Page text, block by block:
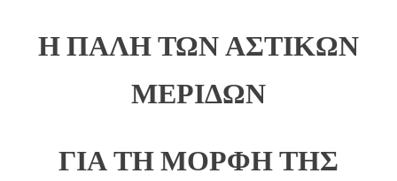
Η ΠΑΛΗ ΤΩΝ ΑΣΤΙΚΩΝ
ΜΕΡΙΔΩΝ
ΓΙΑ ΤΗ ΜΟΡΦΗ ΤΗΣ